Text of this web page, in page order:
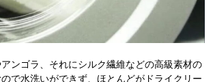
ンゴラ、それにシルク繊維などの高級素材の
で水洗いができず、ほとんどがドライクリー